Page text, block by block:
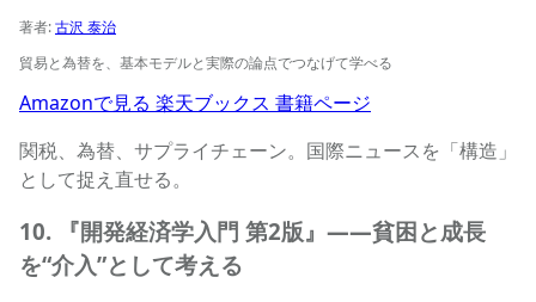
著者:古沢 泰治
貿易と為替を、基本モデルと実際の論点でつなげて学べる
Amazonで見る 楽天ブックス 書籍ページ
関税、為替、サプライチェーン。国際ニュースを「構造」
として捉え直せる。
10. 『開発経済学入門 第2版』——貧困と成長
を“介入”として考える